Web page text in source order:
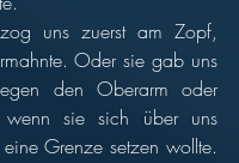
uns zuerst am Zopf,
Oder sie gab uns
den Oberarm oder
wenn sie sich über uns
Grenze setzen wollte.